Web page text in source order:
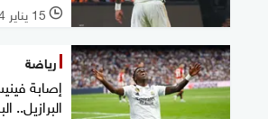
l 15 يناير 2024
رياضة
إصابة
البرازيل..